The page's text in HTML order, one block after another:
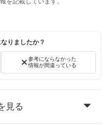
りましたか？
参考にならなかった
情報が間違っている
見る